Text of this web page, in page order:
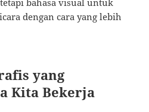
bahasa visual untuk
dengan cara yang lebih
yang
Kita Bekerja